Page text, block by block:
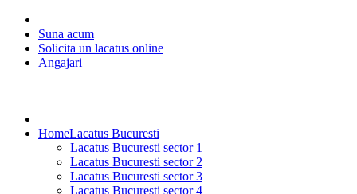
Suna acum
Solicita un lacatus online
Angajari
HomeLacatus Bucuresti
Lacatus Bucuresti sector 1
Lacatus Bucuresti sector 2
Lacatus Bucuresti sector 3
Lacatus Bucuresti sector 4